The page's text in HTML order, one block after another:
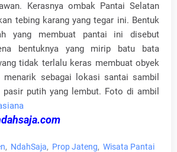
Kerasnya ombak Pantai Selatan
tebing karang yang tegar ini. Bentuk
yang membuat pantai ini disebut
bentuknya yang mirip batu bata
tidak terlalu keras membuat obyek
sebagai lokasi santai sambil
putih yang lembut. Foto di ambil
NdahSaja Prop Jateng Wisata Pantai